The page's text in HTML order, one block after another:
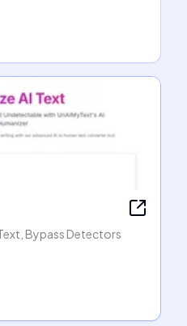
Bypass Detectors